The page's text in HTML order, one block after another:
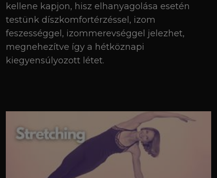
kellene kapjon, hisz elhanyagolása esetén
testünk díszkomfortérzéssel, izom
feszességgel, izommerevséggel jelezhet,
megnehezítve így a hétköznapi
kiegyensúlyozott létet.